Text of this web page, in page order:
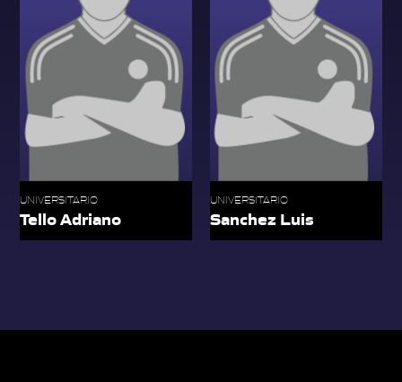
UNIVERSITARIO
Tello Adriano
UNIVERSITARIO
Sanchez Luis